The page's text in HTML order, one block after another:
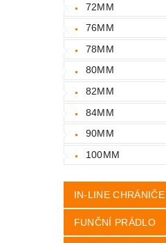
72MM
76MM
78MM
80MM
82MM
84MM
90MM
100MM
IN-LINE CHRÁNIČE
FUNČNÍ PRÁDLO